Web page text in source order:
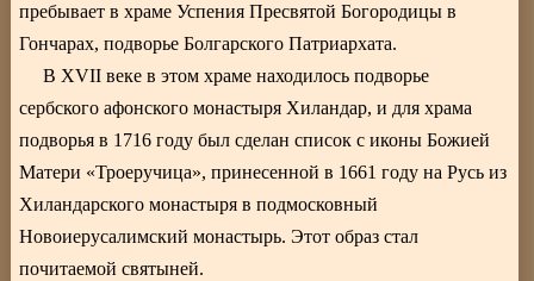
пребывает в храме Успения Пресвятой Богородицы в
Гончарах, подворье Болгарского Патриархата.
В XVII веке в этом храме находилось подворье
сербского афонского монастыря Хиландар, и для храма
подворья в 1716 году был сделан список с иконы Божией
Матери «Троеручица», принесенной в 1661 году на Русь из
Хиландарского монастыря в подмосковный
Новоиерусалимский монастырь. Этот образ стал
почитаемой святыней.